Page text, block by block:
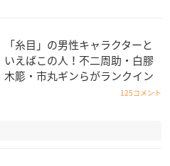
「糸目」の男性キャラクターと
いえばこの人！不二周助・白膠
木簓・市丸ギンらがランクイン
125コメント